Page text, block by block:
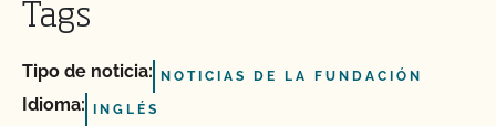
Tags
Tipo de noticia: NOTICIAS DE LA FUNDACIÓN
Idioma: INGLÉS